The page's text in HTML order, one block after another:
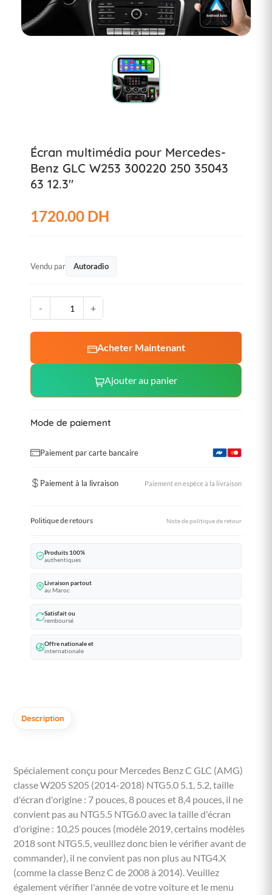
Écran multimédia pour Mercedes-
Benz GLC W253 300220 250 35043
63 12.3"
1720.00 DH
Vendu par Autoradio
- +
Acheter Maintenant
Ajouter au panier
Mode de paiement
Paiement par carte bancaire
Paiement à la livraison Paiement en espèce à la livraison
Politique de retours Note de politique de retour
Produits 100%
authentiques
Livraison partout
au Maroc
Satisfait ou
remboursé
Offre nationale et
internationale
Description
Spécialement conçu pour Mercedes Benz C GLC (AMG)
classe W205 S205 (2014-2018) NTG5.0 5.1, 5.2, taille
d'écran d'origine : 7 pouces, 8 pouces et 8,4 pouces, il ne
convient pas au NTG5.5 NTG6.0 avec la taille d'écran
d'origine : 10,25 pouces (modèle 2019, certains modèles
2018 sont NTG5.5, veuillez donc bien le vérifier avant de
commander), il ne convient pas non plus au NTG4.X
(comme la classe Benz C de 2008 à 2014). Veuillez
également vérifier l'année de votre voiture et le menu